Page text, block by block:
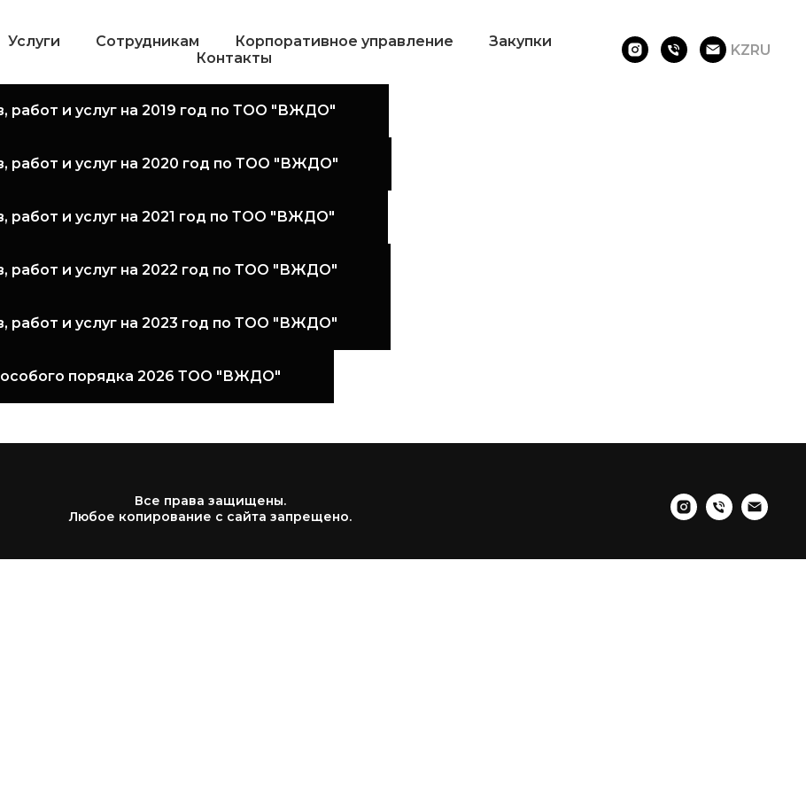
Услуги Сотрудникам Корпоративное управление
Закупки
Контакты
KZRU
работ и услуг на 2019 год по ТОО "ВЖДО"
работ и услуг на 2020 год по ТОО "ВЖДО"
работ и услуг на 2021 год по ТОО "ВЖДО"
работ и услуг на 2022 год по ТОО "ВЖДО"
работ и услуг на 2023 год по ТОО "ВЖДО"
особого порядка 2026 ТОО "ВЖДО"
Все права защищены.
Любое копирование с сайта запрещено.